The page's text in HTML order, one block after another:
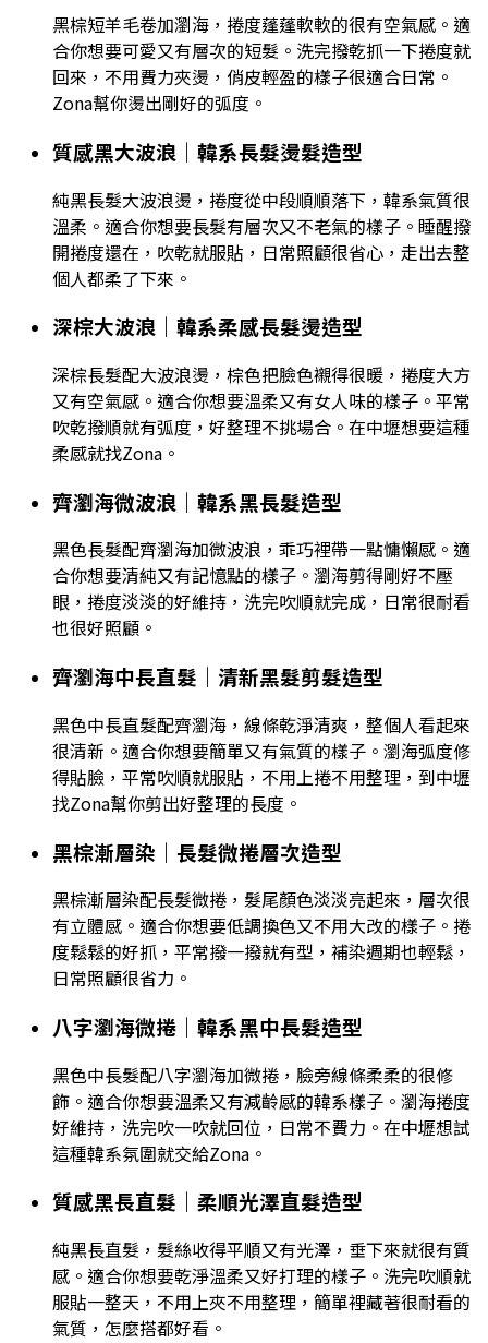
黑棕短羊毛卷加瀏海，捲度蓬蓬軟軟的很有空氣感。適
合你想要可愛又有層次的短髮。洗完撥乾抓一下捲度就
回來，不用費力夾燙，俏皮輕盈的樣子很適合日常。
Zona幫你燙出剛好的弧度。
質感黑大波浪｜韓系長髮燙髮造型
純黑長髮大波浪燙，捲度從中段順順落下，韓系氣質很
溫柔。適合你想要長髮有層次又不老氣的樣子。睡醒撥
開捲度還在，吹乾就服貼，日常照顧很省心，走出去整
個人都柔了下來。
深棕大波浪｜韓系柔感長髮燙造型
深棕長髮配大波浪燙，棕色把臉色襯得很暖，捲度大方
又有空氣感。適合你想要溫柔又有女人味的樣子。平常
吹乾撥順就有弧度，好整理不挑場合。在中壢想要這種
柔感就找Zona。
齊瀏海微波浪｜韓系黑長髮造型
黑色長髮配齊瀏海加微波浪，乖巧裡帶一點慵懶感。適
合你想要清純又有記憶點的樣子。瀏海剪得剛好不壓
眼，捲度淡淡的好維持，洗完吹順就完成，日常很耐看
也很好照顧。
齊瀏海中長直髮｜清新黑髮剪髮造型
黑色中長直髮配齊瀏海，線條乾淨清爽，整個人看起來
很清新。適合你想要簡單又有氣質的樣子。瀏海弧度修
得貼臉，平常吹順就服貼，不用上捲不用整理，到中壢
找Zona幫你剪出好整理的長度。
黑棕漸層染｜長髮微捲層次造型
黑棕漸層染配長髮微捲，髮尾顏色淡淡亮起來，層次很
有立體感。適合你想要低調換色又不用大改的樣子。捲
度鬆鬆的好抓，平常撥一撥就有型，補染週期也輕鬆，
日常照顧很省力。
八字瀏海微捲｜韓系黑中長髮造型
黑色中長髮配八字瀏海加微捲，臉旁線條柔柔的很修
飾。適合你想要溫柔又有減齡感的韓系樣子。瀏海捲度
好維持，洗完吹一吹就回位，日常不費力。在中壢想試
這種韓系氛圍就交給Zona。
質感黑長直髮｜柔順光澤直髮造型
純黑長直髮，髮絲收得平順又有光澤，垂下來就很有質
感。適合你想要乾淨溫柔又好打理的樣子。洗完吹順就
服貼一整天，不用上夾不用整理，簡單裡藏著很耐看的
氣質，怎麼搭都好看。